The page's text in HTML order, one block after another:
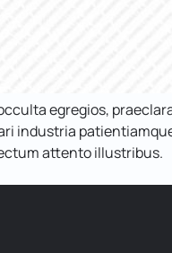
egregios,
industria
attento illustribus.